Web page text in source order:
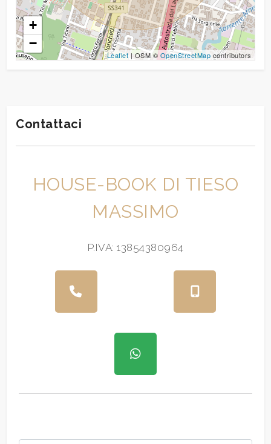
+
−
Leaflet | OSM © OpenStreetMap contributors
Contattaci
HOUSE-BOOK DI TIESO
MASSIMO
P.IVA: 13854380964
Giardino
Posto auto/Box
Ascensore